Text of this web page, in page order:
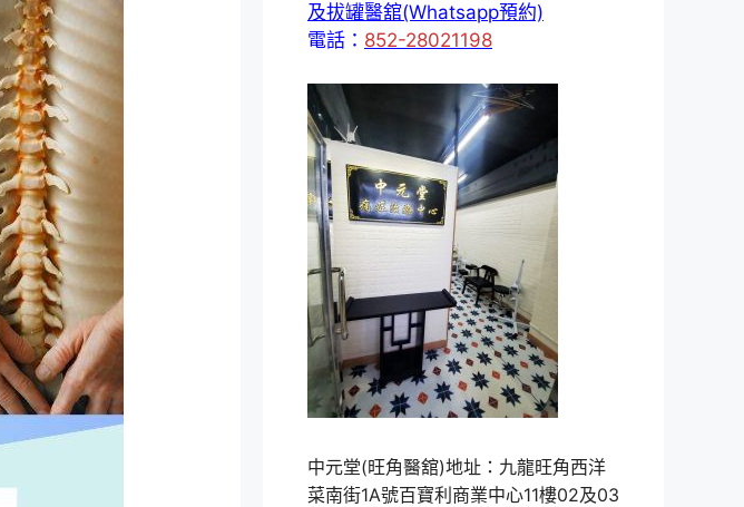
及拔罐醫舘(Whatsapp預約)
電話： 852-28021198
中元堂(旺角醫舘)地址：九龍旺角西洋
菜南街1A號百寶利商業中心11樓02及03